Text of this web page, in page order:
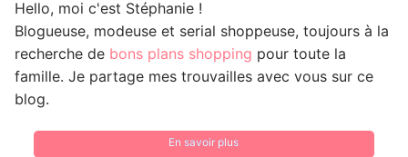
Hello, moi c'est Stéphanie !
Blogueuse, modeuse et serial shoppeuse, toujours à la
recherche de bons plans shopping pour toute la
famille. Je partage mes trouvailles avec vous sur ce
blog.
En savoir plus